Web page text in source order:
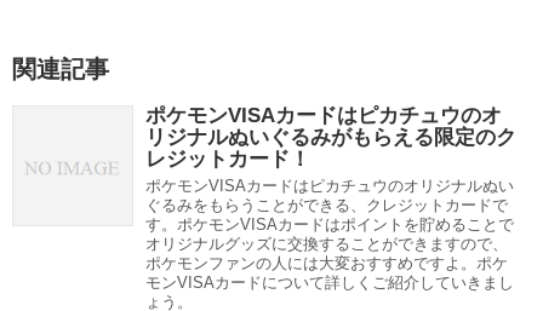
関連記事
ポケモンVISAカードはピカチュウのオ
リジナルぬいぐるみがもらえる限定のク
レジットカード！
ポケモンVISAカードはピカチュウのオリジナルぬい
ぐるみをもらうことができる、クレジットカードで
す。ポケモンVISAカードはポイントを貯めることで
オリジナルグッズに交換することができますので、
ポケモンファンの人には大変おすすめですよ。ポケ
モンVISAカードについて詳しくご紹介していきまし
ょう。